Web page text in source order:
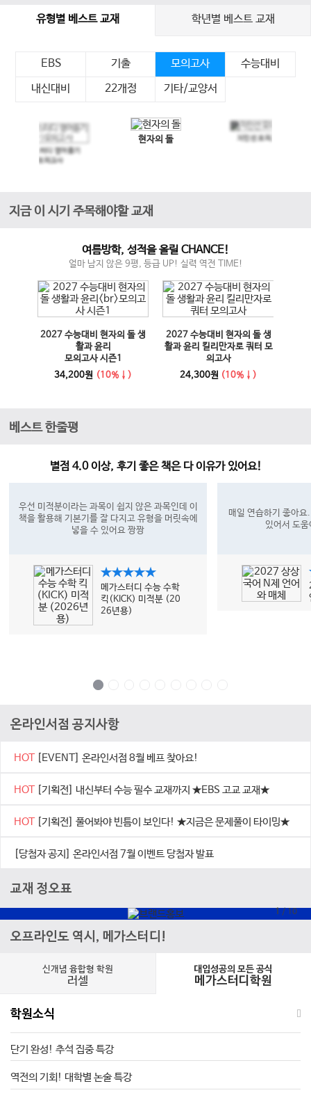
유형별 베스트 교재 학년별 베스트 교재
EBS 기출 모의고사
수능대비
내신대비
22개정 기타/교양서
메가스터디 영어듣기
모의고사
현자의 돌 지인선 모의고사
이전 슬라이드
지금 이 시기 주목해야할 교재
여름방학, 성적을 올릴 CHANCE!
얼마 남지 않은 9평, 등급 UP! 실력 역전 TIME!
2027 수능대비 현자의 돌 생
활과 윤리
모의고사 시즌1
34,200원 (10%↓)
2027 수능대비 현자의 돌 생
활과 윤리 킬리만자로 쿼터 모
의고사
24,300원 (10%↓)
이전 슬라이드 다음 슬라이드
베스트 한줄평
별점 4.0 이상, 후기 좋은 책은 다 이유가 있어요!
우선 미적분이라는 과목이 쉽지 않은 과목인데 이
책을 활용해 기본기를 잘 다지고 유형을 머릿속에
넣을 수 있어요 짱짱
★★★★★
메가스터디 수능 수학
킥(KICK) 미적분 (20
26년용)
매일 연습하기 좋아
있어서 도
온라인서점 공지사항
HOT[EVENT] 온라인서점 8월 베프 찾아요!
HOT[기획전] 내신부터 수능 필수 교재까지 ★EBS 고교 교재★
HOT[기획전] 풀어봐야 빈틈이 보인다! ★지금은 문제풀이 타이밍★
[당첨자 공지] 온라인서점 7월 이벤트 당첨자 발표
교재 정오표
1 / 10
오프라인도 역시, 메가스터디!
신개념 융합형 학원
러셀
대입성공의 모든 공식
메가스터디학원
학원소식
단기 완성! 추석 집중 특강
역전의 기회! 대학별 논술 특강